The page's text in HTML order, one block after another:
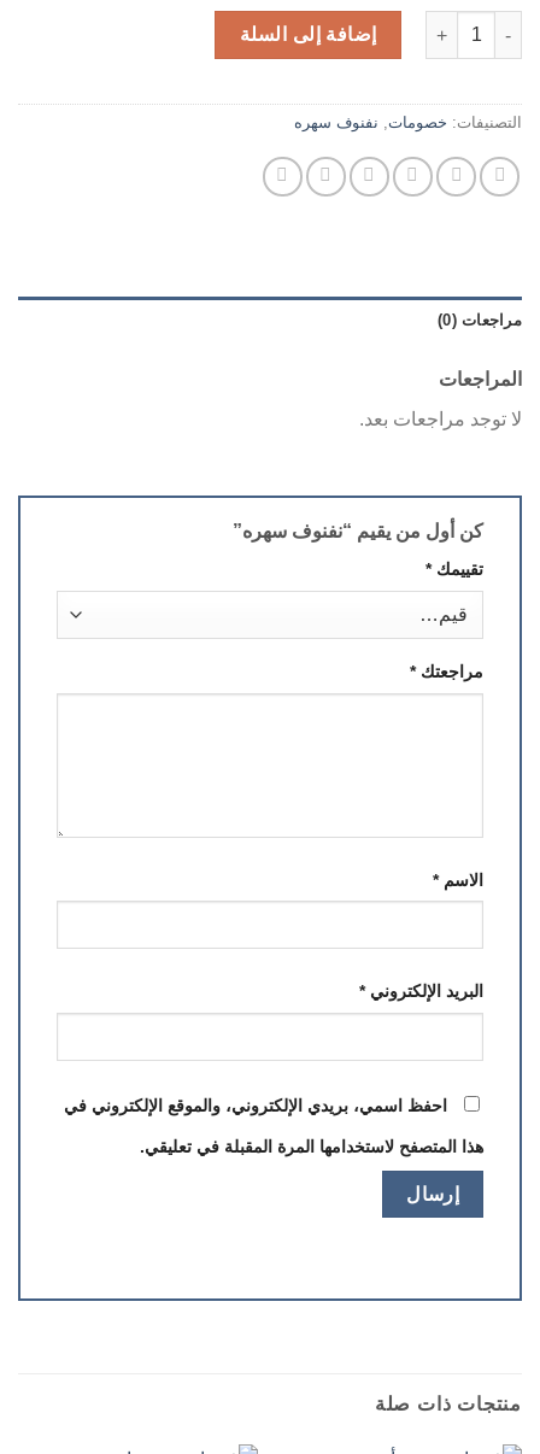
كمية نفنوف سهره
إضافة إلى السلة
التصنيفات: خصومات, نفنوف سهره
مراجعات (0)
المراجعات
لا توجد مراجعات بعد.
كن أول من يقيم “نفنوف سهره”
تقييمك*
مراجعتك*
الاسم*
البريد الإلكتروني*
احفظ اسمي، بريدي الإلكتروني، والموقع الإلكتروني في
هذا المتصفح لاستخدامها المرة المقبلة في تعليقي.
منتجات ذات صلة